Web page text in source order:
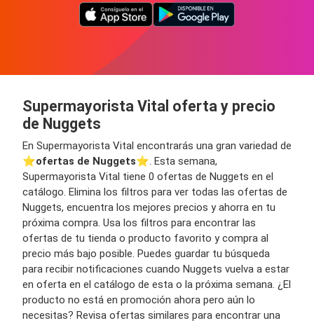
Supermayorista Vital oferta y precio
de Nuggets
En Supermayorista Vital encontrarás una gran variedad de
⭐️ofertas de Nuggets⭐️. Esta semana,
Supermayorista Vital tiene 0 ofertas de Nuggets en el
catálogo. Elimina los filtros para ver todas las ofertas de
Nuggets, encuentra los mejores precios y ahorra en tu
próxima compra. Usa los filtros para encontrar las
ofertas de tu tienda o producto favorito y compra al
precio más bajo posible. Puedes guardar tu búsqueda
para recibir notificaciones cuando Nuggets vuelva a estar
en oferta en el catálogo de esta o la próxima semana. ¿El
producto no está en promoción ahora pero aún lo
necesitas? Revisa ofertas similares para encontrar una